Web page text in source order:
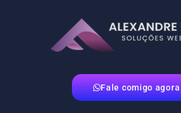
Fale comigo agora